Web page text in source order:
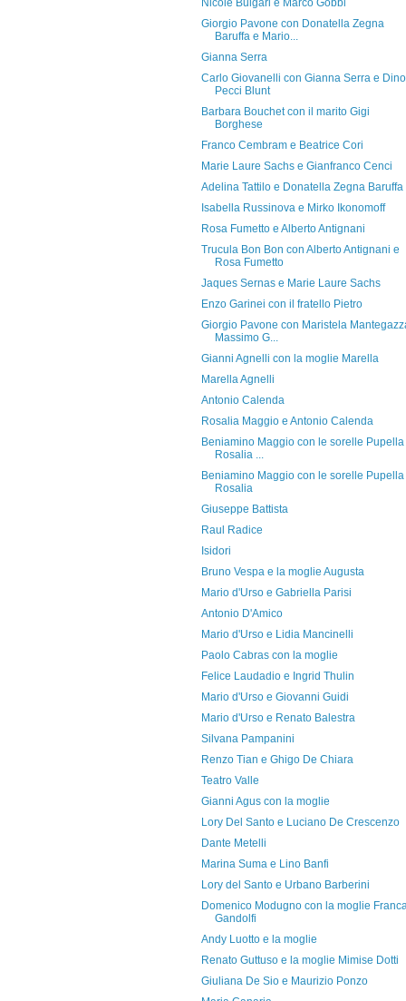
Nicole Bulgari e Marco Gobbi
Giorgio Pavone con Donatella Zegna
Baruffa e Mario...
Gianna Serra
Carlo Giovanelli con Gianna Serra e Dino
Pecci Blunt
Barbara Bouchet con il marito Gigi
Borghese
Franco Cembram e Beatrice Cori
Marie Laure Sachs e Gianfranco Cenci
Adelina Tattilo e Donatella Zegna Baruffa
Isabella Russinova e Mirko Ikonomoff
Rosa Fumetto e Alberto Antignani
Trucula Bon Bon con Alberto Antignani e
Rosa Fumetto
Jaques Sernas e Marie Laure Sachs
Enzo Garinei con il fratello Pietro
Giorgio Pavone con Maristela
Massimo G...
Gianni Agnelli con la moglie Marella
Marella Agnelli
Antonio Calenda
Rosalia Maggio e Antonio Calenda
Beniamino Maggio con le sorelle Pupella
Rosalia ...
Beniamino Maggio con le sorelle Pupella
Rosalia
Giuseppe Battista
Raul Radice
Isidori
Bruno Vespa e la moglie Augusta
Mario d'Urso e Gabriella Parisi
Antonio D'Amico
Mario d'Urso e Lidia Mancinelli
Paolo Cabras con la moglie
Felice Laudadio e Ingrid Thulin
Mario d'Urso e Giovanni Guidi
Mario d'Urso e Renato Balestra
Silvana Pampanini
Renzo Tian e Ghigo De Chiara
Teatro Valle
Gianni Agus con la moglie
Lory Del Santo e Luciano De Crescenzo
Dante Metelli
Marina Suma e Lino Banfi
Lory del Santo e Urbano Barberini
Domenico Modugno con la moglie
Gandolfi
Andy Luotto e la moglie
Renato Guttuso e la moglie Mimise Dotti
Giuliana De Sio e Maurizio Ponzo